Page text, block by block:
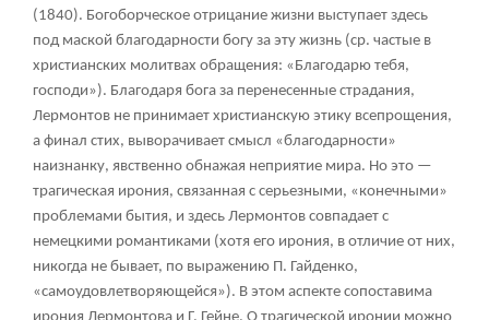
(1840). Богоборческое отрицание жизни выступает здесь
под маской благодарности богу за эту жизнь (ср. частые в
христианских молитвах обращения: «Благодарю тебя,
господи»). Благодаря бога за перенесенные страдания,
Лермонтов не принимает христианскую этику всепрощения,
а финал стих, выворачивает смысл «благодарности»
наизнанку, явственно обнажая неприятие мира. Но это —
трагическая ирония, связанная с серьезными, «конечными»
проблемами бытия, и здесь Лермонтов совпадает с
немецкими романтиками (хотя его ирония, в отличие от них,
никогда не бывает, по выражению П. Гайденко,
«самоудовлетворяющейся»). В этом аспекте сопоставима
ирония Лермонтова и Г. Гейне. О трагической иронии можно